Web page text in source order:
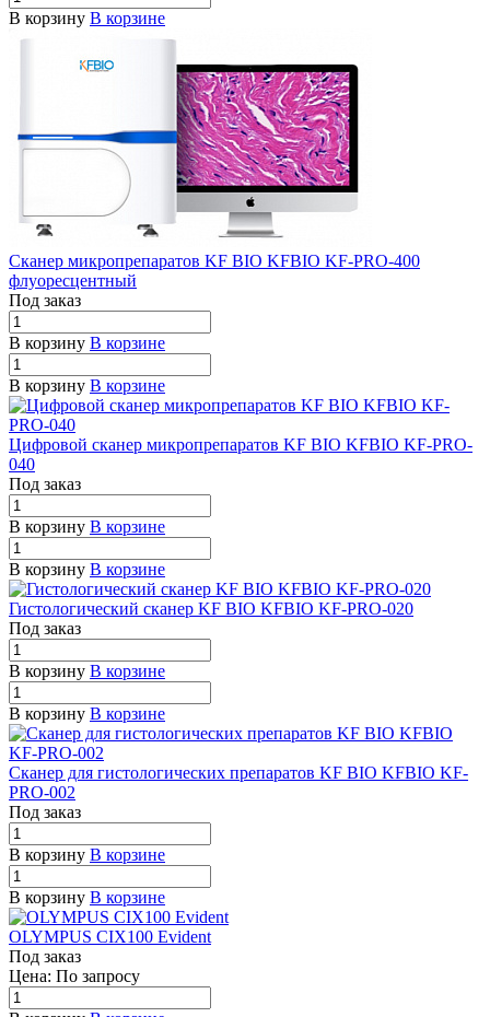
В корзину В корзине
Сканер микропрепаратов KF BIO KFBIO KF-PRO-400
флуоресцентный
Под заказ
В корзину В корзине
В корзину В корзине
Цифровой сканер микропрепаратов KF BIO KFBIO KF-PRO-
040
Под заказ
В корзину В корзине
В корзину В корзине
Гистологический сканер KF BIO KFBIO KF-PRO-020
Под заказ
В корзину В корзине
В корзину В корзине
Сканер для гистологических препаратов KF BIO KFBIO KF-
PRO-002
Под заказ
В корзину В корзине
В корзину В корзине
OLYMPUS CIX100 Evident
Под заказ
Цена: По запросу